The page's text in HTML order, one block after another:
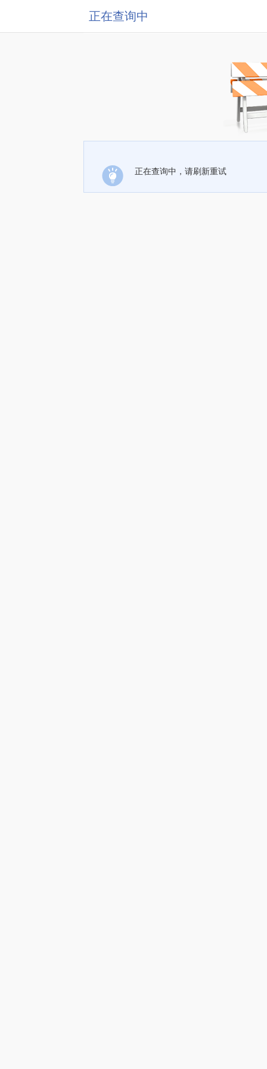
正在查询中
正在查询中，请刷新重试